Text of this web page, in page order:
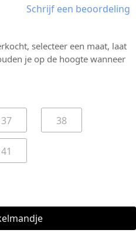
Schrijf een beoordeling
selecteer een maat, laat
je op de hoogte wanneer
37 38
41